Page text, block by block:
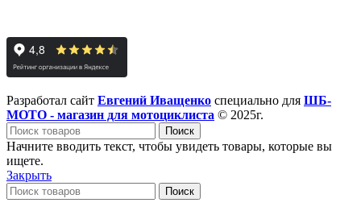
Разработал сайт Евгений Иващенко специально для ШБ-
МОТО - магазин для мотоциклиста © 2025г.
Поиск
Начните вводить текст, чтобы увидеть товары, которые вы
ищете.
Закрыть
Поиск